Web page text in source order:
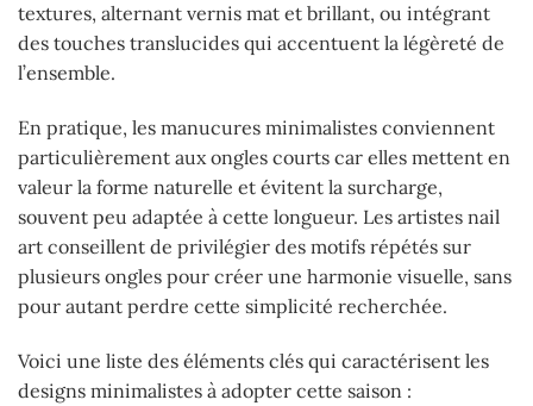
textures, alternant vernis mat et brillant, ou intégrant
des touches translucides qui accentuent la légèreté de
l’ensemble.
En pratique, les manucures minimalistes conviennent
particulièrement aux ongles courts car elles mettent en
valeur la forme naturelle et évitent la surcharge,
souvent peu adaptée à cette longueur. Les artistes nail
art conseillent de privilégier des motifs répétés sur
plusieurs ongles pour créer une harmonie visuelle, sans
pour autant perdre cette simplicité recherchée.
Voici une liste des éléments clés qui caractérisent les
designs minimalistes à adopter cette saison :